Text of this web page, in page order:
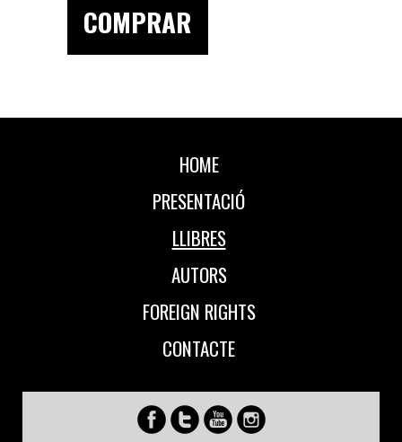
COMPRAR
HOME
PRESENTACIÓ
LLIBRES
AUTORS
FOREIGN RIGHTS
CONTACTE